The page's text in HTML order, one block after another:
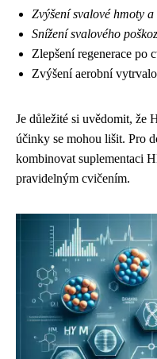
Zvýšení svalové hmoty a
Snížení svalového
Zlepšení regenerace po
Zvýšení aerobní
Je důležité si uvědomit, že
účinky se mohou lišit. Pro
kombinovat suplementaci
pravidelným cvičením.